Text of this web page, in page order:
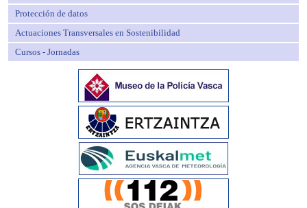
Protección de datos
Actuaciones Transversales en Sostenibilidad
Cursos - Jornadas